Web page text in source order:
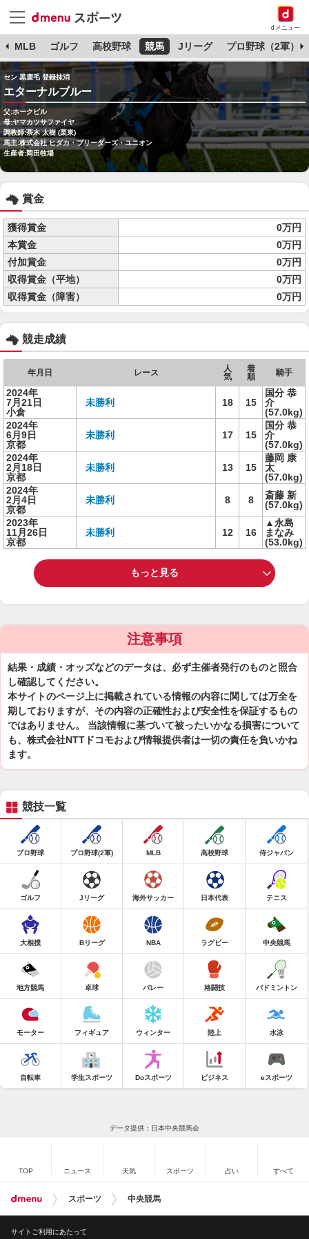
dメニュー
MLB ゴルフ 高校野球 競馬 Jリーグ プロ野球（2軍）
セン 黒鹿毛 登録抹消
エターナルブルー
父:ホークビル
母:ヤマカツサファイヤ
調教師:茶木 太樹 (栗東)
馬主:株式会社 ヒダカ・ブリーダーズ・ユニオン
生産者:岡田牧場
賞金
獲得賞金
0万円
本賞金
0万円
付加賞金
0万円
収得賞金（平地）
0万円
収得賞金（障害）
0万円
競走成績
年月日 レース
人
気
着
順
騎手
2024年
7月21日
小倉
未勝利 18 15
国分 恭
介
(57.0kg)
2024年
6月9日
京都
未勝利 17 15
国分 恭
介
(57.0kg)
2024年
2月18日
京都
未勝利 13 15
藤岡 康
太
(57.0kg)
2024年
2月4日
京都
未勝利 8 8
斎藤 新
(57.0kg)
2023年
11月26日
京都
未勝利 12 16
▲永島
まなみ
(53.0kg)
もっと見る
注意事項
結果・成績・オッズなどのデータは、必ず主催者発行のものと照合
し確認してください。
本サイトのページ上に掲載されている情報の内容に関しては万全を
期しておりますが、その内容の正確性および安全性を保証するもの
ではありません。 当該情報に基づいて被ったいかなる損害について
も、株式会社NTTドコモおよび情報提供者は一切の責任を負いかね
ます。
競技一覧
プロ野球 プロ野球(2軍) MLB 高校野球 侍ジャパン
ゴルフ Jリーグ 海外サッカー 日本代表 テニス
大相撲 Bリーグ NBA ラグビー 中央競馬
地方競馬 卓球 バレー 格闘技 バドミントン
モーター フィギュア ウィンター 陸上 水泳
自転車 学生スポーツ Doスポーツ ビジネス eスポーツ
データ提供：日本中央競馬会
TOP ニュース 天気 スポーツ 占い すべて
スポーツ 中央競馬
サイトご利用にあたって